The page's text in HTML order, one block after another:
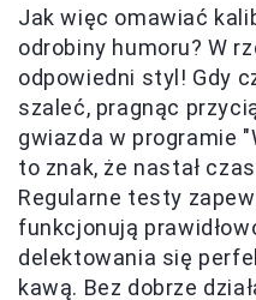
Jak więc omawiać
odrobiny humoru? W
odpowiedni styl! Gdy
szaleć, pragnąc
gwiazda w programie
to znak, że nastał
Regularne testy
funkcjonują
delektowania się
kawą. Bez dobrze